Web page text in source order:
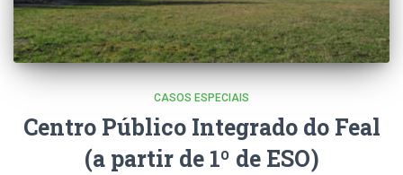
CASOS ESPECIAIS
Centro Público Integrado do Feal
(a partir de 1º de ESO)